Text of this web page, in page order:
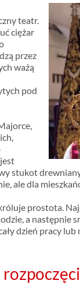
teatr.
ciężar
przez
ważą
pod
stukot
ale dla
prostota.
a następnie
dzień pracy